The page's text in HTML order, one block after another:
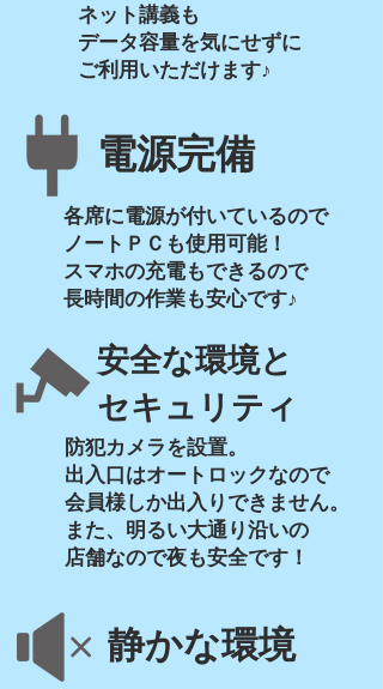
ネット講義も
​データ容量を気にせずに
​ご利用いただけます♪
各席に電源が付いているので
ノートＰＣも使用可能！
スマホの充電もできるので
長時間の作業も安心です♪
電源完備
​安全な環境と
セキュリティ
防犯カメラを設置。
出入口はオートロックなので
会員様しか出入りできません。
また、明るい大通り沿いの
店舗なので夜も安全です！
静かな環境